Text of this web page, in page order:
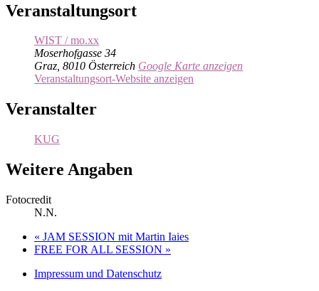
Veranstaltungsort
WIST / mo.xx
Moserhofgasse 34
Graz, 8010 Österreich Google Karte anzeigen
Veranstaltungsort-Website anzeigen
Veranstalter
KUG
Weitere Angaben
Fotocredit
N.N.
« JAM SESSION mit Martin Iaies
FREE FOR ALL SESSION »
Impressum und Datenschutz